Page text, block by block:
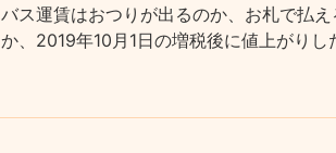
バス運賃はおつりが出るのか、お札で払
か、2019年10月1日の増税後に値上がり